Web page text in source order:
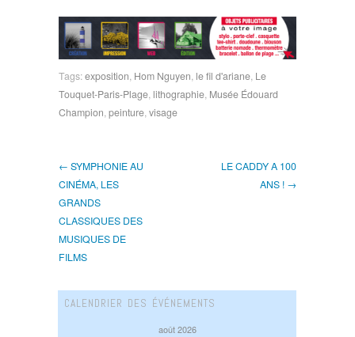
Tags:exposition, Hom Nguyen, le fil d'ariane, Le
Touquet-Paris-Plage, lithographie, Musée Édouard
Champion,peinture,visage
← SYMPHONIE AU
CINÉMA, LES
GRANDS
CLASSIQUES DES
MUSIQUES DE
FILMS
LE CADDY A 100
ANS ! →
CALENDRIER DES ÉVÉNEMENTS
août 2026